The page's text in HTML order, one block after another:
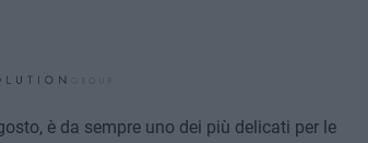
è da sempre uno dei più delicati per le